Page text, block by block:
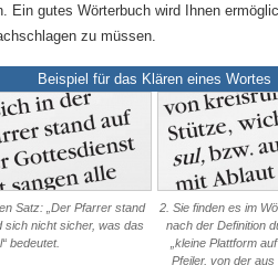
Ein gutes Wörterbuch wird Ihnen
zu müssen.
Beispiel für das Klären eines Wortes
Satz: „Der Pfarrer stand
sich nicht sicher, was das
bedeutet.
2. Sie finden es im
nach der Definition
„kleine Plattform
Pfeiler, von der